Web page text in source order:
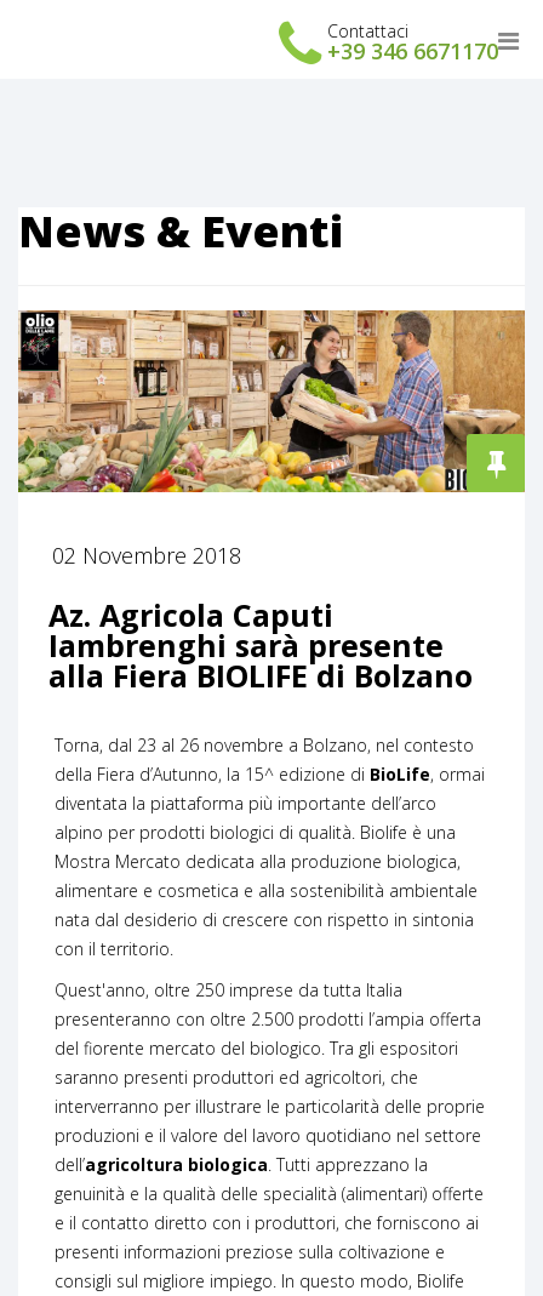
Contattaci
+39 346 6671170
News & Eventi
02 Novembre 2018
Az. Agricola Caputi
Iambrenghi sarà presente
alla Fiera BIOLIFE di Bolzano
Torna, dal 23 al 26 novembre a Bolzano, nel contesto
della Fiera d’Autunno, la 15^ edizione di BioLife, ormai
diventata la piattaforma più importante dell’arco
alpino per prodotti biologici di qualità. Biolife è una
Mostra Mercato dedicata alla produzione biologica,
alimentare e cosmetica e alla sostenibilità ambientale
nata dal desiderio di crescere con rispetto in sintonia
con il territorio.
Quest'anno, oltre 250 imprese da tutta Italia
presenteranno con oltre 2.500 prodotti l’ampia offerta
del fiorente mercato del biologico. Tra gli espositori
saranno presenti produttori ed agricoltori, che
interverranno per illustrare le particolarità delle proprie
produzioni e il valore del lavoro quotidiano nel settore
dell’agricoltura biologica. Tutti apprezzano la
genuinità e la qualità delle specialità (alimentari) offerte
e il contatto diretto con i produttori, che forniscono ai
presenti informazioni preziose sulla coltivazione e
consigli sul migliore impiego. In questo modo, Biolife